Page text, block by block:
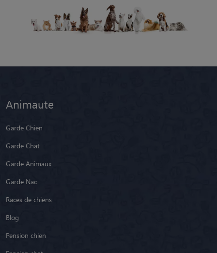
Animaute
Garde Chien
Garde Chat
Garde Animaux
Garde Nac
Races de chiens
Blog
Pension chien